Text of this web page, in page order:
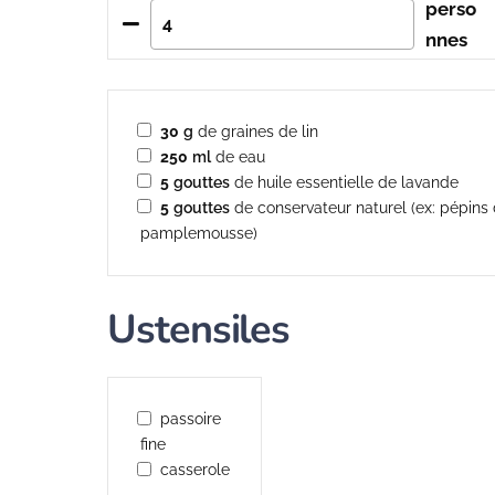
perso
nnes
30 g de graines de lin
250 ml de eau
5 gouttes de huile essentielle de lavande
5 gouttes de conservateur naturel (ex: pépins
pamplemousse)
Ustensiles
passoire
fine
casserole